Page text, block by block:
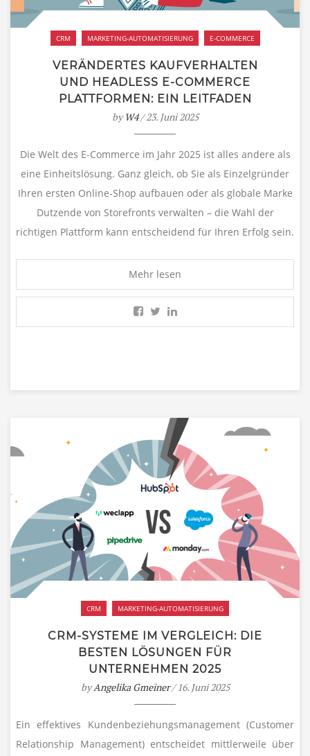
CRM MARKETING-AUTOMATISIERUNG E-COMMERCE
VERÄNDERTES KAUFVERHALTEN
UND HEADLESS E-COMMERCE
PLATTFORMEN: EIN LEITFADEN
byW4/ 23. Juni 2025
Die Welt des E-Commerce im Jahr 2025 ist alles andere als
eine Einheitslösung. Ganz gleich, ob Sie als Einzelgründer
Ihren ersten Online-Shop aufbauen oder als globale Marke
Dutzende von Storefronts verwalten – die Wahl der
richtigen Plattform kann entscheidend für Ihren Erfolg sein.
Mehr lesen
CRM MARKETING-AUTOMATISIERUNG
CRM-SYSTEME IM VERGLEICH: DIE
BESTEN LÖSUNGEN FÜR
UNTERNEHMEN 2025
byAngelika Gmeiner/ 16. Juni 2025
Ein effektives Kundenbeziehungsmanagement (Customer
Relationship Management) entscheidet mittlerweile über